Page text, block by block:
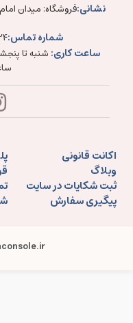
نشانی:فروشگاه: میدان
شماره تماس:
ساعت کاری:
ساعت
اکانت قانونی
وبلاگ
ثبت شکایات در سایت
پیگیری سفارش